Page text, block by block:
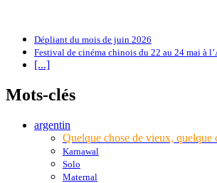
Dépliant du mois de juin 2026
Festival de cinéma chinois du 22 au 24 mai à
[...]
Mots-clés
argentin
Quelque chose de vieux, quelque
Karnawal
Solo
Maternal